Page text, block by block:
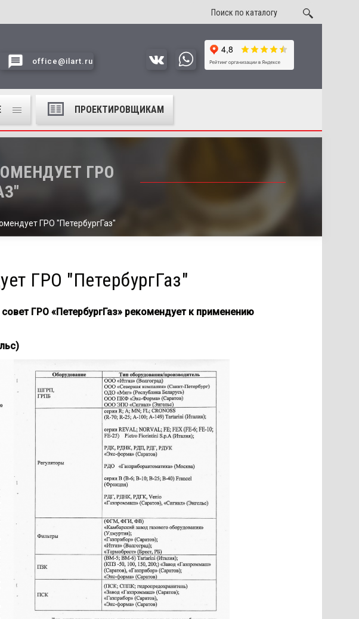
office@ilart.ru
ПРОЕКТИРОВЩИКАМ
ГРО
ГРО "ПетербургГаз"
ГРО "ПетербургГаз"
ГРО «ПетербургГаз» рекомендует к применению